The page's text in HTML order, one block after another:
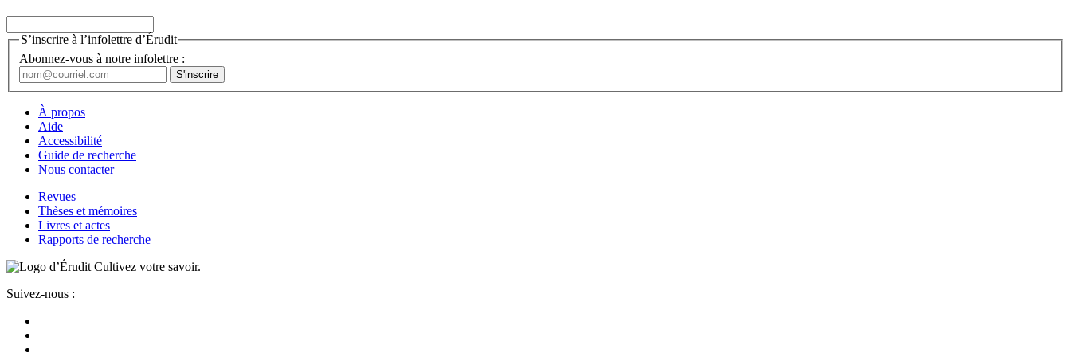
S’inscrire à l’infolettre d’Érudit
Abonnez-vous à notre infolettre :
À propos
Aide
Accessibilité
Guide de recherche
Nous contacter
Revues
Thèses et mémoires
Livres et actes
Rapports de recherche
Cultivez votre savoir.
Suivez-nous :